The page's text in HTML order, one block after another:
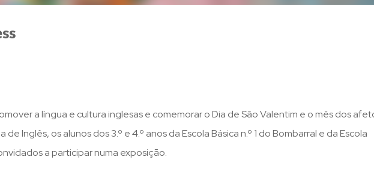
a língua e cultura inglesas e comemorar o Dia de São Valentim e o mês dos
Inglês, os alunos dos 3.º e 4.º anos da Escola Básica n.º 1 do Bombarral e da Escola
a participar numa exposição.